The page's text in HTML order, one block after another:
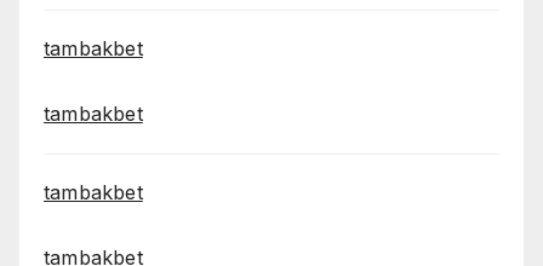
tambakbet
tambakbet
tambakbet
tambakbet